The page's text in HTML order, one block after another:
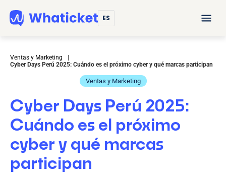
ES
Ventas y Marketing
Cyber Days Perú 2025: Cuándo es el próximo cyber y qué marcas participan
Ventas y Marketing
Cyber Days Perú 2025:
Cuándo es el próximo
cyber y qué marcas
participan